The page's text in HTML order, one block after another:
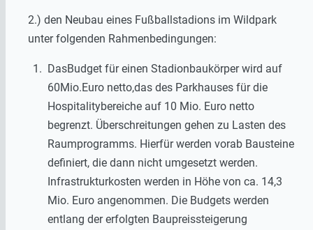
2.) den Neubau eines Fußballstadions im Wildpark
unter folgenden Rahmenbedingungen:
DasBudget für einen Stadionbaukörper wird auf
60Mio.Euro netto,das des Parkhauses für die
Hospitalitybereiche auf 10 Mio. Euro netto
begrenzt. Überschreitungen gehen zu Lasten des
Raumprogramms. Hierfür werden vorab Bausteine
definiert, die dann nicht umgesetzt werden.
Infrastrukturkosten werden in Höhe von ca. 14,3
Mio. Euro angenommen. Die Budgets werden
entlang der erfolgten Baupreissteigerung